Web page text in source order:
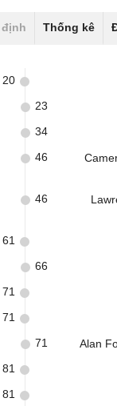
định Thống kê
20
23
34
46
46
61
66
71
71
Alan
71
81
81